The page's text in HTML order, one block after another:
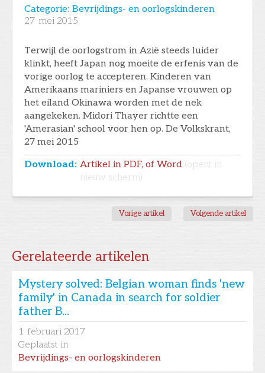
Categorie: Bevrijdings- en oorlogskinderen
27 mei 2015
Terwijl de oorlogstrom in Azië steeds luider
klinkt, heeft Japan nog moeite de erfenis van de
vorige oorlog te accepteren. Kinderen van
Amerikaans mariniers en Japanse vrouwen op
het eiland Okinawa worden met de nek
aangekeken. Midori Thayer richtte een
'Amerasian' school voor hen op. De Volkskrant,
27 mei 2015
Download: Artikel in PDF, of Word (opent in
nieuw scherm)
Vorige artikel Volgende artikel
Gerelateerde artikelen
Mystery solved: Belgian woman finds 'new
family' in Canada in search for soldier
father B...
1 februari 2017
Geplaatst in
Bevrijdings- en oorlogskinderen